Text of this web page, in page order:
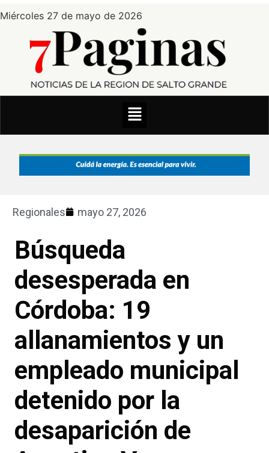
Miércoles 27 de mayo de 2026
Regionales mayo 27, 2026
Búsqueda
desesperada en
Córdoba: 19
allanamientos y un
empleado municipal
detenido por la
desaparición de